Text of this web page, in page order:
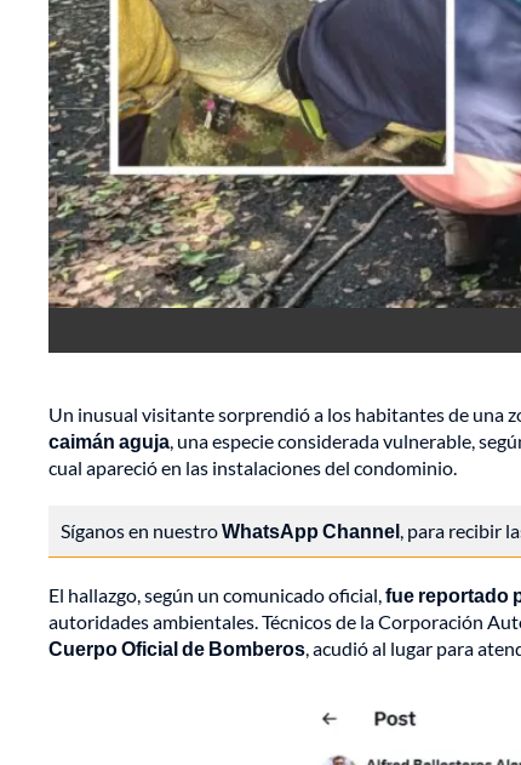
Un inusual visitante sorprendió a los habitantes de una
caimán aguja, una especie considerada vulnerable,
cual apareció en las instalaciones del condominio.
Síganos en nuestroWhatsApp Channel, para recibir
El hallazgo, según un comunicado oficial,fue reportado
autoridades ambientales. Técnicos de la Corporación
Cuerpo Oficial de Bomberos, acudió al lugar para